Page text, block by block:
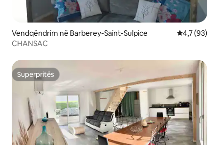
Vendqëndrim në Barberey-Saint-Sulpice Vlerësimi
4,7 (93)
CHANSAC
Superpritës
Superpritës